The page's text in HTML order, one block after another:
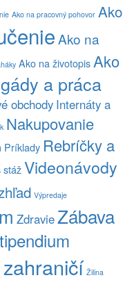
Ako na pracovný pohovor Ako
Ako na
Ako na životopisAko
a práca
obchody Internáty a
Nakupovanie
Príklady Rebríčky a
stážVideonávody
Výpredaje
ZdravieZábava
Žilina